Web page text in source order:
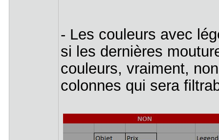
- Les couleurs avec
si les dernières
couleurs, vraiment,
colonnes qui sera